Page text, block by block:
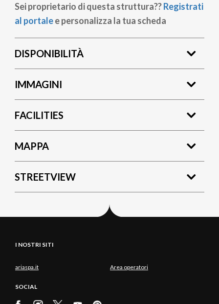
Sei proprietario di questa struttura??Registrati
al portalee personalizza la tua scheda
DISPONIBILITÀ
IMMAGINI
FACILITIES
MAPPA
STREETVIEW
I NOSTRI SITI
ariaspa.it Area operatori
SOCIAL